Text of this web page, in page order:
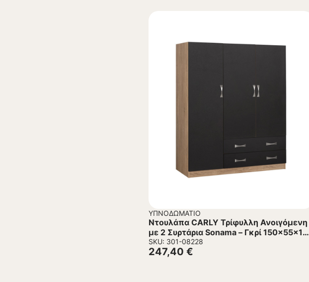
ΥΠΝΟΔΩΜΆΤΙΟ
Ντουλάπα CARLY Τρίφυλλη Ανοιγόμενη
με 2 Συρτάρια Sonama – Γκρί 150x55x180
εκ.
SKU: 301-08228
247,40 €